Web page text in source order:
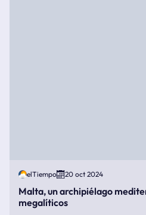
elTiempo 20 oct 2024
Malta, un archipiélago
megalíticos